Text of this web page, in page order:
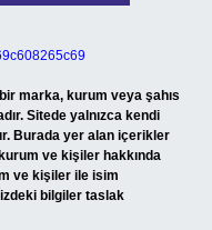
marka, kurum veya şahıs
Sitede yalnızca kendi
Burada yer alan içerikler
ve kişiler hakkında
ve kişiler ile isim
bilgiler taslak